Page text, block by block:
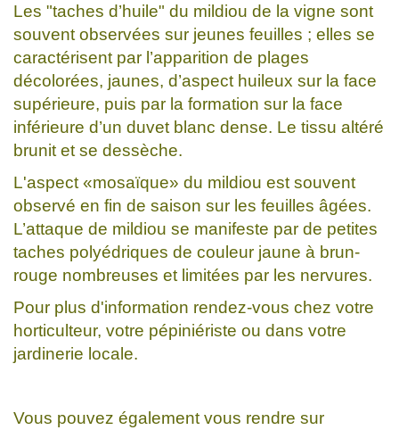
Les "taches d’huile" du mildiou de la vigne sont
souvent observées sur jeunes feuilles ; elles se
caractérisent par l’apparition de plages
décolorées, jaunes, d’aspect huileux sur la face
supérieure, puis par la formation sur la face
inférieure d’un duvet blanc dense. Le tissu altéré
brunit et se dessèche.
L'aspect «mosaïque» du mildiou est souvent
observé en fin de saison sur les feuilles âgées.
L’attaque de mildiou se manifeste par de petites
taches polyédriques de couleur jaune à brun-
rouge nombreuses et limitées par les nervures.
Pour plus d'information rendez-vous chez votre
horticulteur, votre pépiniériste ou dans votre
jardinerie locale.
Vous pouvez également vous rendre sur